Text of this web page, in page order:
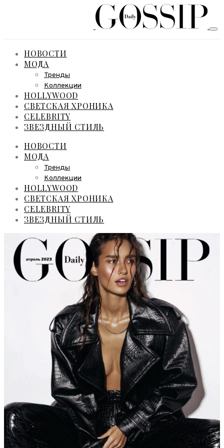
НОВОСТИ
МОДА
Тренды
Коллекции
HOLLYWOOD
СВЕТСКАЯ ХРОНИКА
CELEBRITY
ЗВЕЗДНЫЙ СТИЛЬ
НОВОСТИ
МОДА
Тренды
Коллекции
HOLLYWOOD
СВЕТСКАЯ ХРОНИКА
CELEBRITY
ЗВЕЗДНЫЙ СТИЛЬ